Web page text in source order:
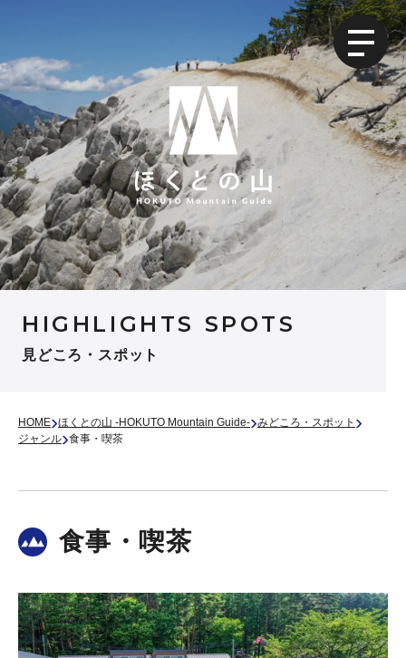
HIGHLIGHTS SPOTS
見どころ・スポット
HOME›ほくとの山 -HOKUTO Mountain Guide-›みどころ・スポット ›
ジャンル›食事・喫茶
食事・喫茶